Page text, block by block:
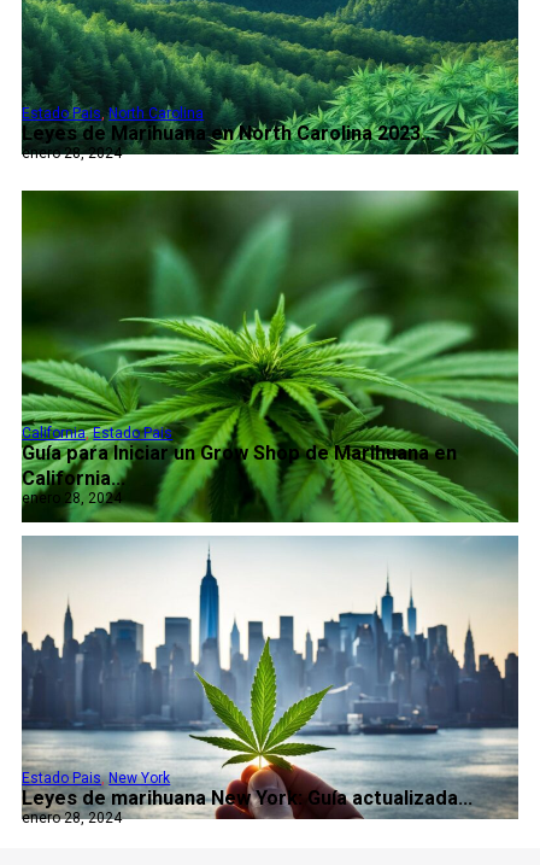
Leyes de Marihuana en North Carolina 2023...
Estado Pais,North Carolina
enero 28, 2024
Guía para Iniciar un Grow Shop de Marihuana en
California...
California,Estado Pais
enero 28, 2024
Leyes de marihuana New York: Guía actualizada...
Estado Pais,New York
enero 28, 2024